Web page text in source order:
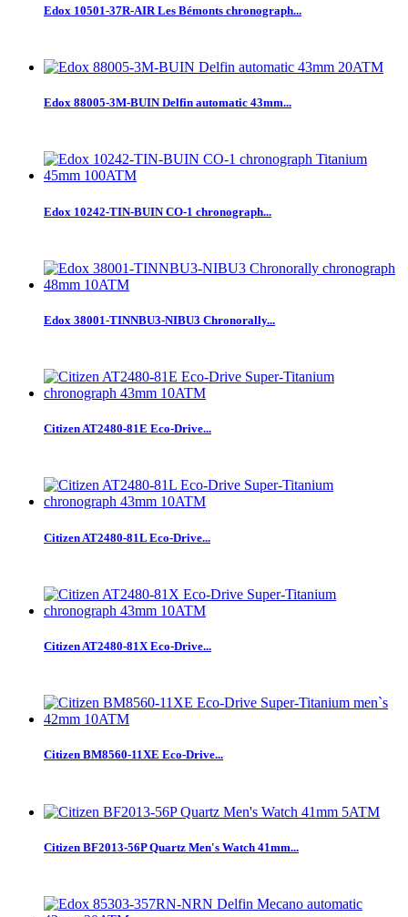
Edox 10501-37R-AIR Les Bémonts chronograph...
Edox 88005-3M-BUIN Delfin automatic 43mm...
Edox 10242-TIN-BUIN CO-1 chronograph...
Edox 38001-TINNBU3-NIBU3 Chronorally...
Citizen AT2480-81E Eco-Drive...
Citizen AT2480-81L Eco-Drive...
Citizen AT2480-81X Eco-Drive...
Citizen BM8560-11XE Eco-Drive...
Citizen BF2013-56P Quartz Men's Watch 41mm...